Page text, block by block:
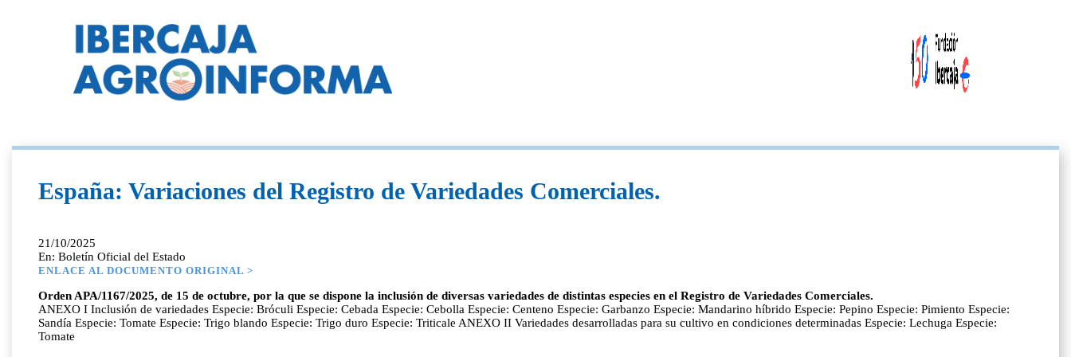
España: Variaciones del Registro de Variedades Comerciales.
21/10/2025
En: Boletín Oficial del Estado
ENLACE AL DOCUMENTO ORIGINAL >
Orden APA/1167/2025, de 15 de octubre, por la que se dispone la inclusión de diversas variedades de distintas especies en el Registro de Variedades Comerciales.
ANEXO I Inclusión de variedades Especie: Bróculi Especie: Cebada Especie: Cebolla Especie: Centeno Especie: Garbanzo Especie: Mandarino híbrido Especie: Pepino Especie: Pimiento Especie:
Sandía Especie: Tomate Especie: Trigo blando Especie: Trigo duro Especie: Triticale ANEXO II Variedades desarrolladas para su cultivo en condiciones determinadas Especie: Lechuga Especie:
Tomate